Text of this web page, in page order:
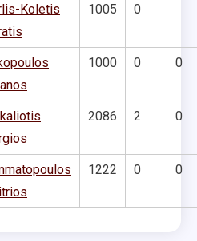
Koletis
1005 0
1000 0 0
2086 2 0
1222 0 0